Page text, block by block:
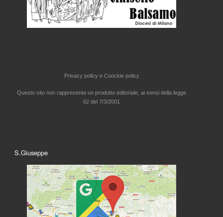
Privacy policy e Coockie policy
Questo sito non rappresenta un prodotto editoriale, ai sensi della legge
62 del 7/3/2001
S.Giuseppe